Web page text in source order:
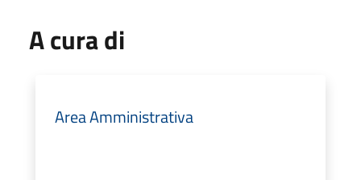
A cura di
Area Amministrativa